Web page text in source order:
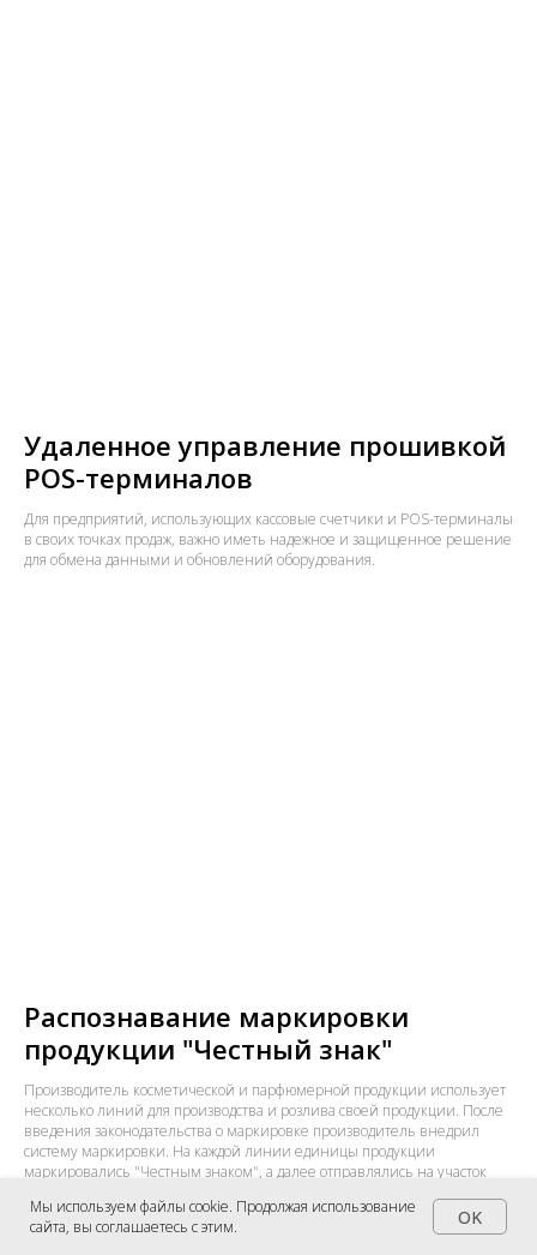
Мы используем файлы cookie. Продолжая использование
сайта, вы соглашаетесь с этим.
OK
Удаленное управление прошивкой
POS-терминалов
Для предприятий, использующих кассовые счетчики и POS-терминалы
в своих точках продаж, важно иметь надежное и защищенное решение
для обмена данными и обновлений оборудования.
Распознавание маркировки
продукции "Честный знак"
Производитель косметической и парфюмерной продукции использует
несколько линий для производства и розлива своей продукции. После
введения законодательства о маркировке производитель внедрил
систему маркировки. На каждой линии единицы продукции
маркировались "Честным знаком", а далее отправлялись на участок